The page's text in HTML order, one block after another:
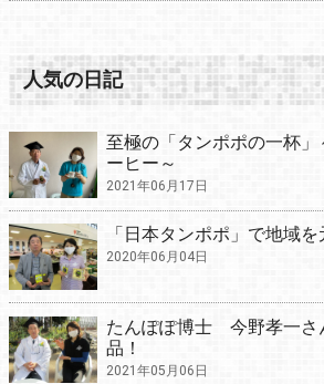
人気の日記
至極の「タンポポの一杯」
ーヒー～
2021年06月17日
「日本タンポポ」で地域を
2020年06月04日
たんぽぽ博士 今野孝一さ
品！
2021年05月06日